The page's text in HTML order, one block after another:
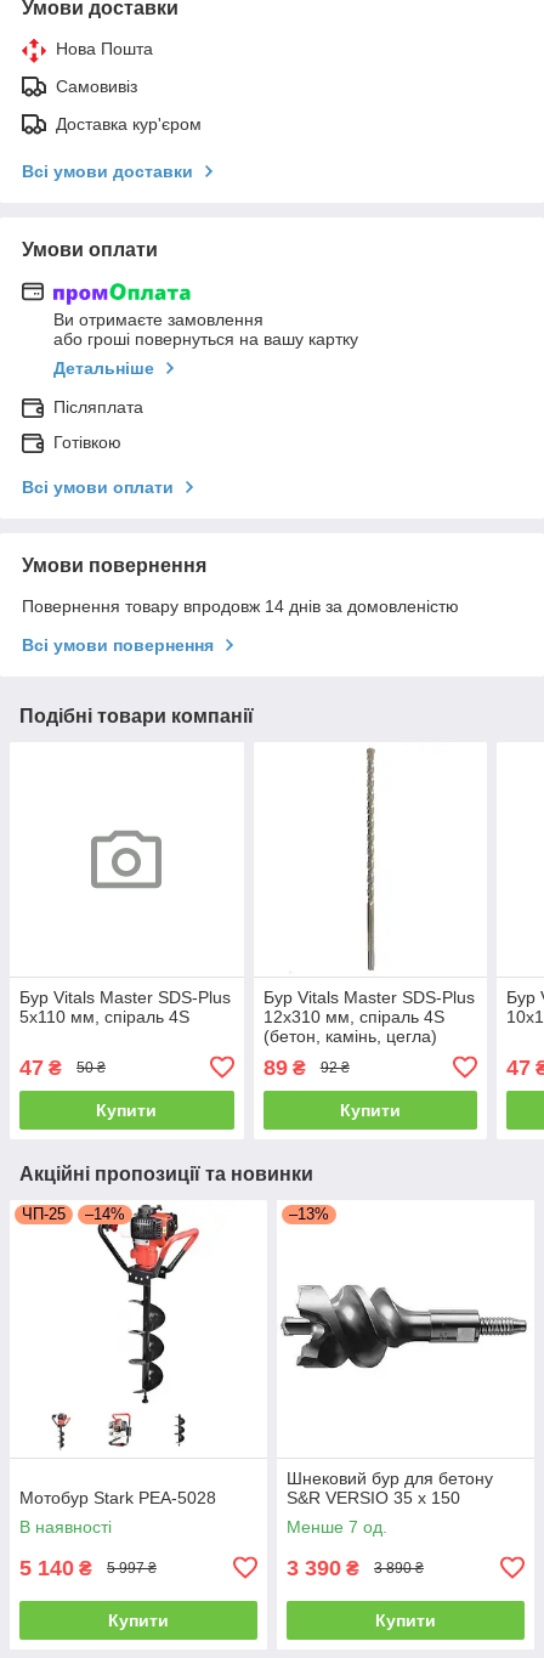
Умови доставки
Нова Пошта
Самовивіз
Доставка кур'єром
Всі умови доставки
Умови оплати
Ви отримаєте замовлення
або гроші повернуться на вашу картку
Детальніше
Післяплата
Готівкою
Всі умови оплати
Умови повернення
Повернення товару впродовж 14 днів за домовленістю
Всі умови повернення
Подібні товари компанії
Бур Vitals Master SDS-Plus
5х110 мм, спіраль 4S
47 ₴ 50 ₴
Купити
Бур Vitals Master SDS-Plus
12х310 мм, спіраль 4S
(бетон, камінь, цегла)
89₴ 92 ₴
Купити
Бур
47
Акційні пропозиції та новинки
ЧП-25 –14%
Мотобур Stark PEA-5028
В наявності
5 140 ₴ 5 997 ₴
Купити
–13%
Шнековий бур для бетону
S&R VERSIO 35 х 150
Менше 7 од.
3 390 ₴ 3 890 ₴
Купити